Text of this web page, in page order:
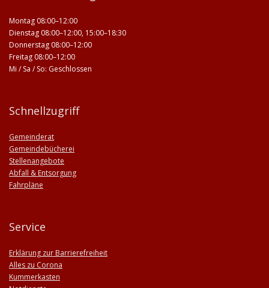
Montag 08:00–12:00
Dienstag 08:00–12:00, 15:00–18:30
Donnerstag 08:00–12:00
Freitag 08:00–12:00
Mi / Sa / So: Geschlossen
Schnellzugriff
Gemeinderat
Gemeindebücherei
Stellenangebote
Abfall & Entsorgung
Fahrpläne
Service
Erklärung zur Barrierefreiheit
Alles zu Corona
Kummerkasten